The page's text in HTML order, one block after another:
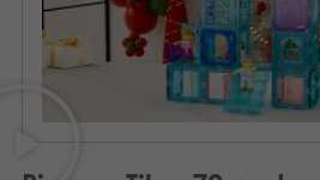
Boeken
Svenska